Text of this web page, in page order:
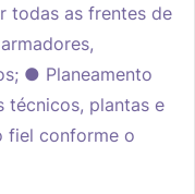
todas as frentes de
● Planeamento
técnicos, plantas e
fiel conforme o